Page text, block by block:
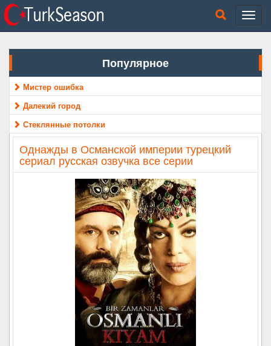
Популярное
Мистер ошибка
Далекий город
Стеклянные потолки
Однажды в Османской империи турецкий
сериал русская озвучка все серии